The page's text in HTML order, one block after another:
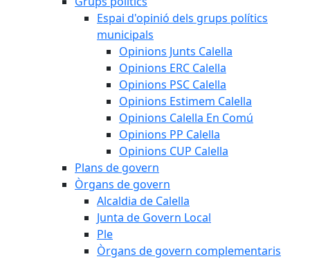
Espai d'opinió dels grups polítics
municipals
Opinions Junts Calella
Opinions ERC Calella
Opinions PSC Calella
Opinions Estimem Calella
Opinions Calella En Comú
Opinions PP Calella
Opinions CUP Calella
Plans de govern
Òrgans de govern
Alcaldia de Calella
Junta de Govern Local
Ple
Òrgans de govern complementaris